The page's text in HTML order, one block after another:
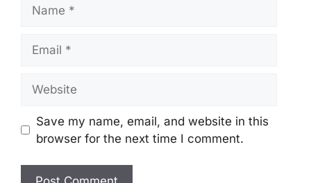
Save my name, email, and website in this
browser for the next time I comment.